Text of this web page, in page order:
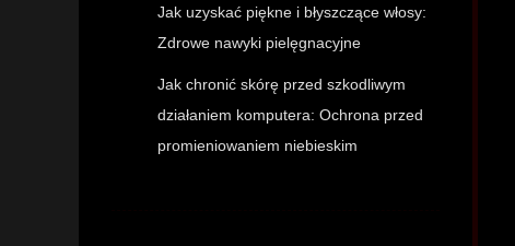
Jak uzyskać piękne i błyszczące włosy:
Zdrowe nawyki pielęgnacyjne
Jak chronić skórę przed szkodliwym
działaniem komputera: Ochrona przed
promieniowaniem niebieskim